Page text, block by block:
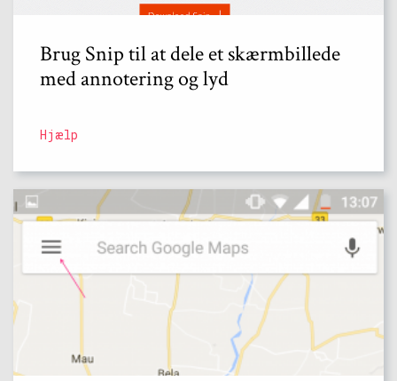
Brug Snip til at dele et skærmbillede
med annotering og lyd
Hjælp